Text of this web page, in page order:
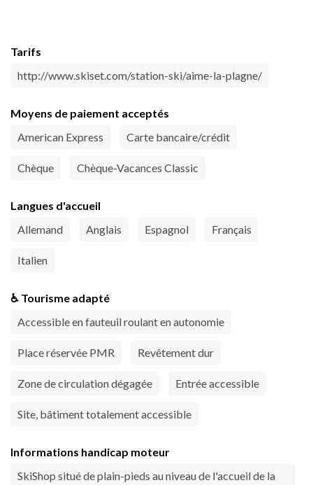
Tarifs
http://www.skiset.com/station-ski/aime-la-plagne/
Moyens de paiement acceptés
American Express
Carte bancaire/crédit
Chèque Chèque-Vacances Classic
Langues d'accueil
Allemand
Anglais Espagnol Français
Italien
♿ Tourisme adapté
Accessible en fauteuil roulant en autonomie
Place réservée PMR Revêtement dur
Zone de circulation dégagée Entrée accessible
Site, bâtiment totalement accessible
Informations handicap moteur
SkiShop situé de plain-pieds au niveau de l'accueil de la